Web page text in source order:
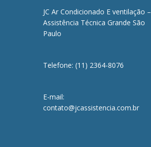
JC Ar Condicionado E ventilação –
Assistência Técnica Grande São
Paulo
Telefone: (11) 2364-8076
E-mail:
contato@jcassistencia.com.br